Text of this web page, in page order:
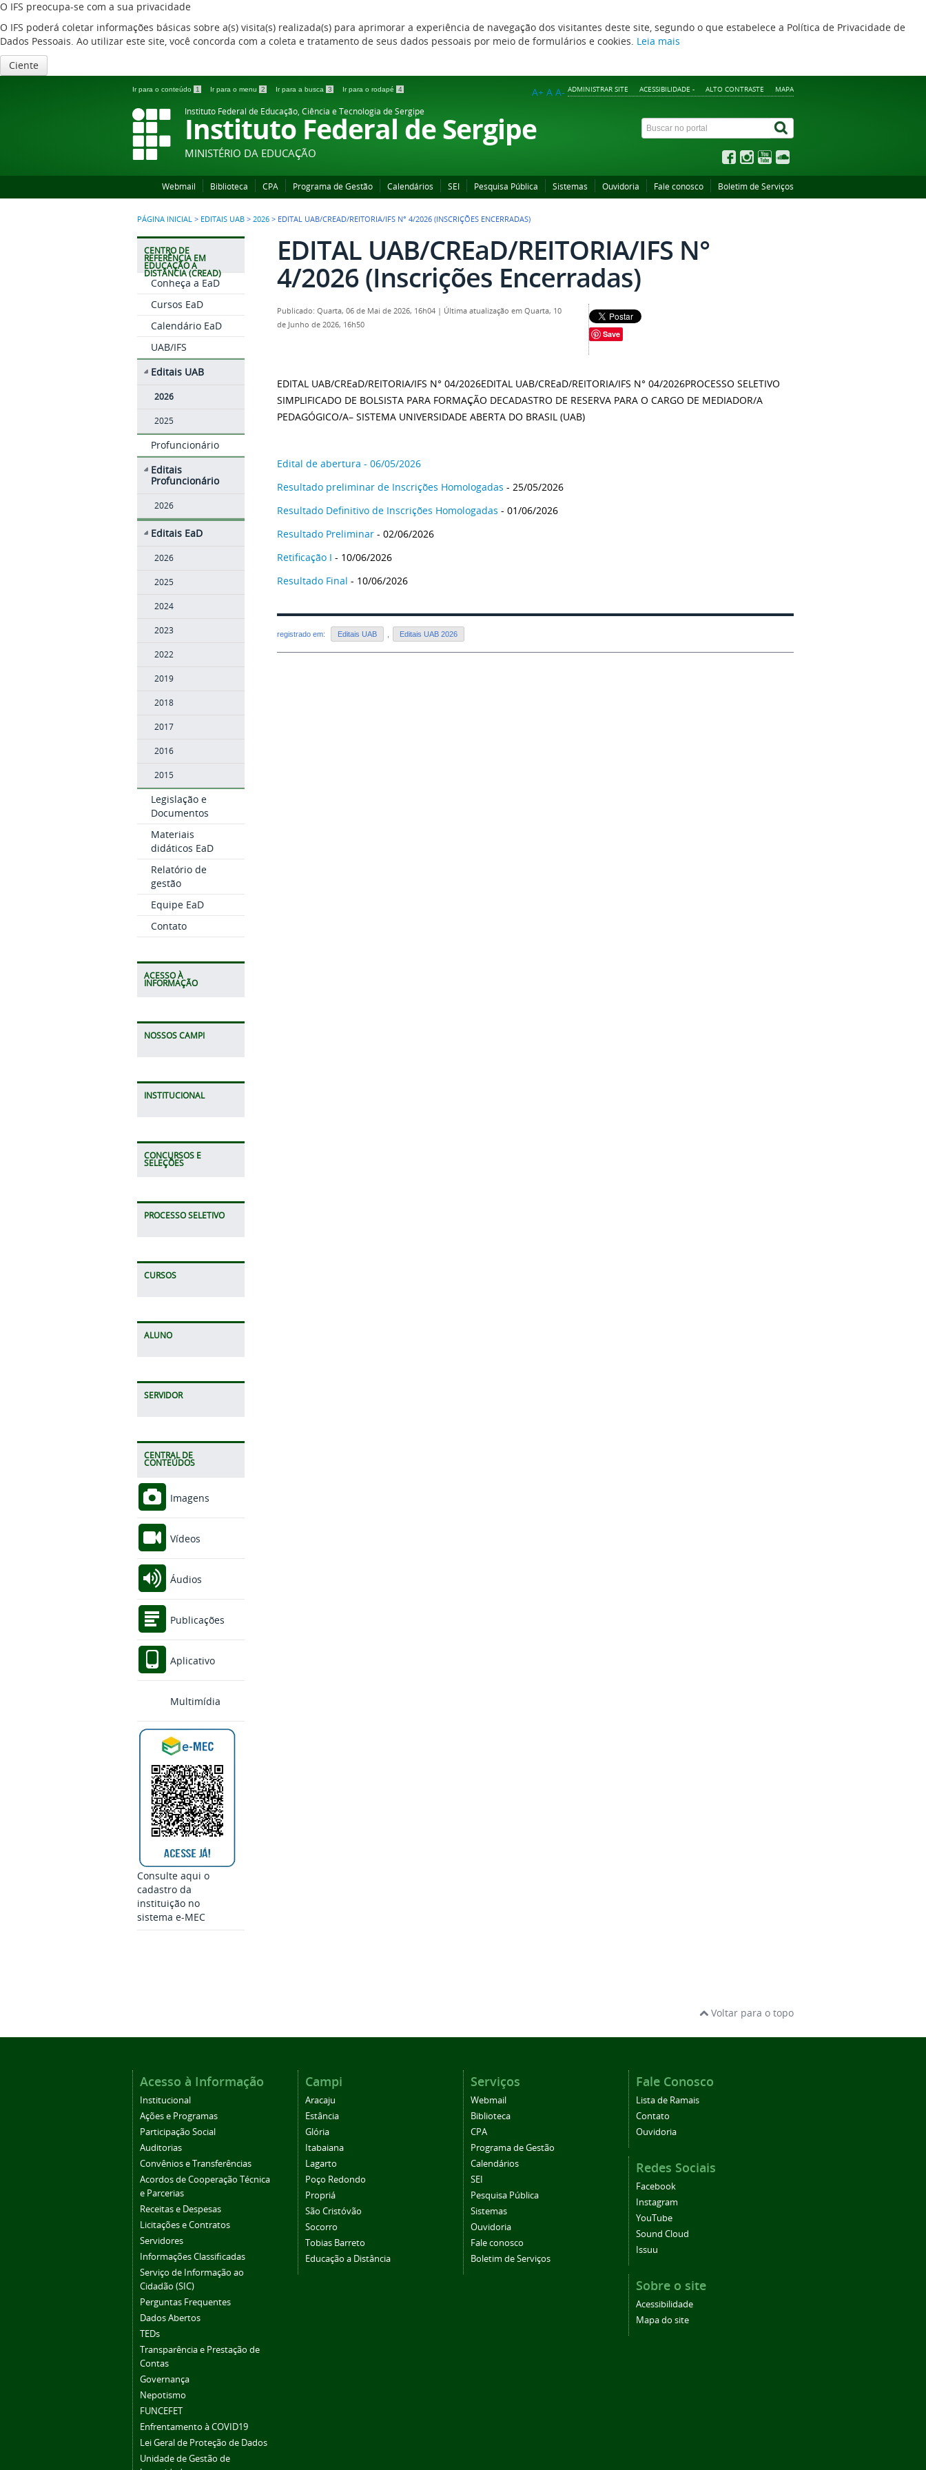
O IFS preocupa-se com a sua privacidade
O IFS poderá coletar informações básicas sobre a(s) visita(s) realizada(s) para aprimorar a experiência de navegação dos visitantes deste site, segundo o que estabelece a Política de Privacidade de
Dados Pessoais. Ao utilizar este site, você concorda com a coleta e tratamento de seus dados pessoais por meio de formulários e cookies. Leia mais
Ciente
Ir para o conteúdo 1 Ir para o menu 2 Ir para a busca 3 Ir para o rodapé 4 ADMINISTRAR SITE ACESSIBILIDADE - ALTO CONTRASTE MAPA
A+ A A-
Instituto Federal de Educação, Ciência e Tecnologia de Sergipe
Instituto Federal de Sergipe
MINISTÉRIO DA EDUCAÇÃO
Webmail Biblioteca CPA Programa de Gestão Calendários SEI Pesquisa Pública Sistemas Ouvidoria Fale conosco Boletim de Serviços
PÁGINA INICIAL > EDITAIS UAB > 2026 > EDITAL UAB/CREAD/REITORIA/IFS N° 4/2026 (INSCRIÇÕES ENCERRADAS)
CENTRO DE
REFERÊNCIA EM
EDUCAÇÃO A
DISTÂNCIA (CREAD)
Conheça a EaD
Cursos EaD
Calendário EaD
UAB/IFS
Editais UAB
2026
2025
Profuncionário
Editais
Profuncionário
2026
Editais EaD
2026
2025
2024
2023
2022
2019
2018
2017
2016
2015
Legislação e
Documentos
Materiais
didáticos EaD
Relatório de
gestão
Equipe EaD
Contato
ACESSO À
INFORMAÇÃO
NOSSOS CAMPI
INSTITUCIONAL
CONCURSOS E
SELEÇÕES
PROCESSO SELETIVO
CURSOS
ALUNO
SERVIDOR
CENTRAL DE
CONTEÚDOS
Imagens
Vídeos
Áudios
Publicações
Aplicativo
Multimídia
Consulte aqui o
cadastro da
instituição no
sistema e-MEC
EDITAL UAB/CREaD/REITORIA/IFS N°
4/2026 (Inscrições Encerradas)
Publicado: Quarta, 06 de Mai de 2026, 16h04 | Última atualização em Quarta, 10
de Junho de 2026, 16h50
Save
EDITAL UAB/CREaD/REITORIA/IFS N° 04/2026EDITAL UAB/CREaD/REITORIA/IFS N° 04/2026PROCESSO SELETIVO
SIMPLIFICADO DE BOLSISTA PARA FORMAÇÃO DECADASTRO DE RESERVA PARA O CARGO DE MEDIADOR/A
PEDAGÓGICO/A– SISTEMA UNIVERSIDADE ABERTA DO BRASIL (UAB)
Edital de abertura - 06/05/2026
Resultado preliminar de Inscrições Homologadas - 25/05/2026
Resultado Definitivo de Inscrições Homologadas - 01/06/2026
Resultado Preliminar - 02/06/2026
Retificação I - 10/06/2026
Resultado Final - 10/06/2026
registrado em: Editais UAB Editais UAB 2026
Voltar para o topo
Acesso à Informação
Institucional
Ações e Programas
Participação Social
Auditorias
Convênios e Transferências
Acordos de Cooperação Técnica
e Parcerias
Receitas e Despesas
Licitações e Contratos
Servidores
Informações Classificadas
Serviço de Informação ao
Cidadão (SIC)
Perguntas Frequentes
Dados Abertos
TEDs
Transparência e Prestação de
Contas
Governança
Nepotismo
FUNCEFET
Enfrentamento à COVID19
Lei Geral de Proteção de Dados
Unidade de Gestão de
Campi
Aracaju
Estância
Glória
Itabaiana
Lagarto
Poço Redondo
Propriá
São Cristóvão
Socorro
Tobias Barreto
Educação a Distância
Serviços
Webmail
Biblioteca
CPA
Programa de Gestão
Calendários
SEI
Pesquisa Pública
Sistemas
Ouvidoria
Fale conosco
Boletim de Serviços
Fale Conosco
Lista de Ramais
Contato
Ouvidoria
Redes Sociais
Facebook
Instagram
YouTube
Sound Cloud
Issuu
Sobre o site
Acessibilidade
Mapa do site